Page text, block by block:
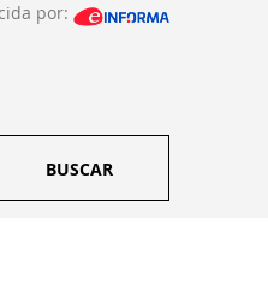
por:
BUSCAR